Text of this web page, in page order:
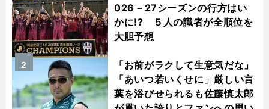
026－27シーズンの行方はい
かに!? ５人の識者が全順位を
大胆予想
「お前がラクして生意気だな」
「あいつ若いくせに」厳しい言
葉を浴びせられるも佐藤慎太郎
2